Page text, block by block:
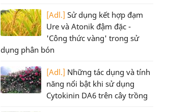
[Adl.] Sử dụng kết hợp đạm
Ure và Atonik đậm đặc -
'Công thức vàng' trong sử
dụng phân bón
[Adl.] Những tác dụng và tính
năng nổi bật khi sử dụng
Cytokinin DA6 trên cây trồng